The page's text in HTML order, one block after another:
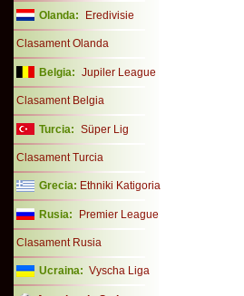
Olanda: Eredivisie
Clasament Olanda
Belgia: Jupiler League
Clasament Belgia
Turcia: Süper Lig
Clasament Turcia
Grecia: Ethniki Katigoria
Rusia: Premier League
Clasament Rusia
Ucraina: Vyscha Liga